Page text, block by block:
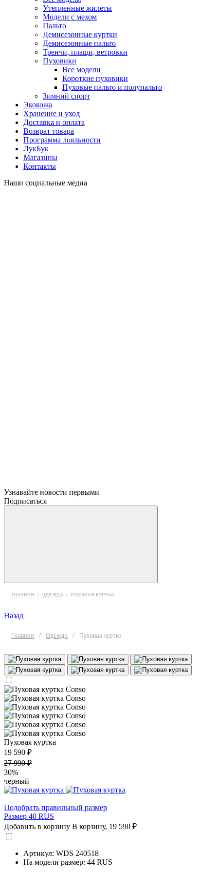
Утепленные жилеты
Модели с мехом
Пальто
Демисезонные куртки
Демисезонные пальто
Тренчи, плащи, ветровки
Пуховики
Все модели
Короткие пуховики
Пуховые пальто и полупальто
Зимний спорт
Экокожа
Хранение и уход
Доставка и оплата
Возврат товара
Программа лояльности
ЛукБук
Магазины
Контакты
Наши социальные медиа
Узнавайте новости первыми
Подписаться
ГЛАВНАЯ / ОДЕЖДА / ПУХОВАЯ КУРТКА
Назад
Главная / Одежда / Пуховая куртка
Пуховая куртка
19 590 ₽
27 990 ₽
30%
черный
Подобрать правильный размер
Размер 40 RUS
Добавить в корзину В корзину, 19 590 ₽
Артикул: WDS 240518
На модели размер: 44 RUS